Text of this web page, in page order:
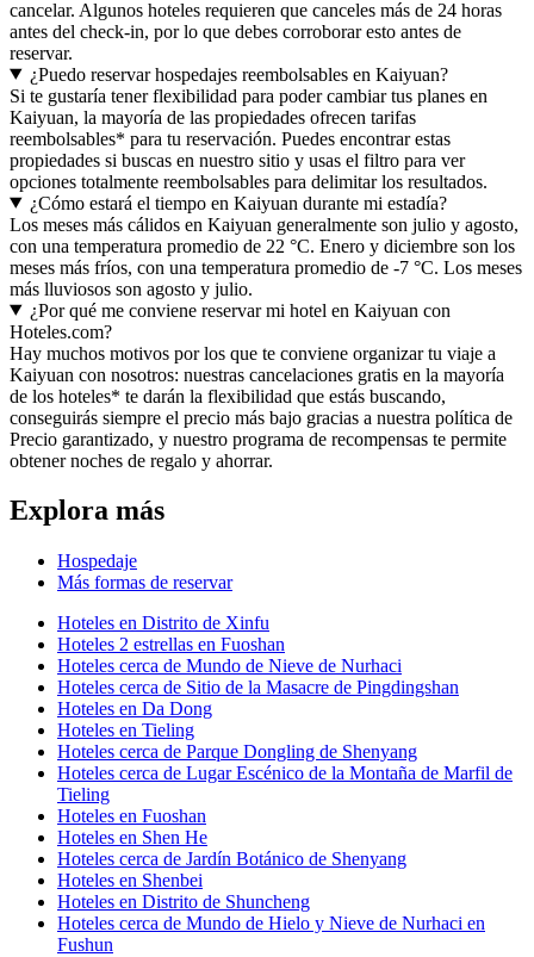
cancelar. Algunos hoteles requieren que canceles más de 24 horas
antes del check-in, por lo que debes corroborar esto antes de
reservar.
¿Puedo reservar hospedajes reembolsables en Kaiyuan?
Si te gustaría tener flexibilidad para poder cambiar tus planes en
Kaiyuan, la mayoría de las propiedades ofrecen tarifas
reembolsables* para tu reservación. Puedes encontrar estas
propiedades si buscas en nuestro sitio y usas el filtro para ver
opciones totalmente reembolsables para delimitar los resultados.
¿Cómo estará el tiempo en Kaiyuan durante mi estadía?
Los meses más cálidos en Kaiyuan generalmente son julio y agosto,
con una temperatura promedio de 22 °C. Enero y diciembre son los
meses más fríos, con una temperatura promedio de -7 °C. Los meses
más lluviosos son agosto y julio.
¿Por qué me conviene reservar mi hotel en Kaiyuan con
Hoteles.com?
Hay muchos motivos por los que te conviene organizar tu viaje a
Kaiyuan con nosotros: nuestras cancelaciones gratis en la mayoría
de los hoteles* te darán la flexibilidad que estás buscando,
conseguirás siempre el precio más bajo gracias a nuestra política de
Precio garantizado, y nuestro programa de recompensas te permite
obtener noches de regalo y ahorrar.
Explora más
Hospedaje
Más formas de reservar
Hoteles en Distrito de Xinfu
Hoteles 2 estrellas en Fuoshan
Hoteles cerca de Mundo de Nieve de Nurhaci
Hoteles cerca de Sitio de la Masacre de Pingdingshan
Hoteles en Da Dong
Hoteles en Tieling
Hoteles cerca de Parque Dongling de Shenyang
Hoteles cerca de Lugar Escénico de la Montaña de Marfil de
Tieling
Hoteles en Fuoshan
Hoteles en Shen He
Hoteles cerca de Jardín Botánico de Shenyang
Hoteles en Shenbei
Hoteles en Distrito de Shuncheng
Hoteles cerca de Mundo de Hielo y Nieve de Nurhaci en
Fushun